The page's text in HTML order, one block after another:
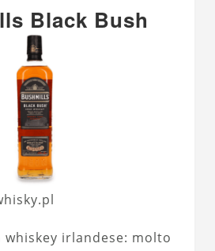
Black Bush
whiskey irlandese: molto